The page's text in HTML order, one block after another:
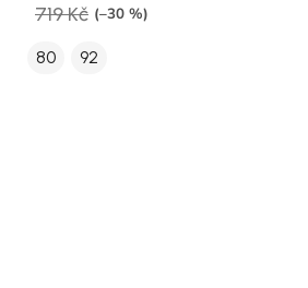
719 Kč (–30 %)
80 92